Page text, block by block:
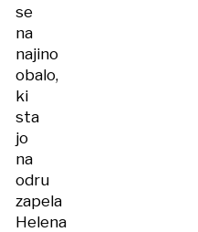
se
na
najino
obalo,
ki
sta
jo
na
odru
zapela
Helena